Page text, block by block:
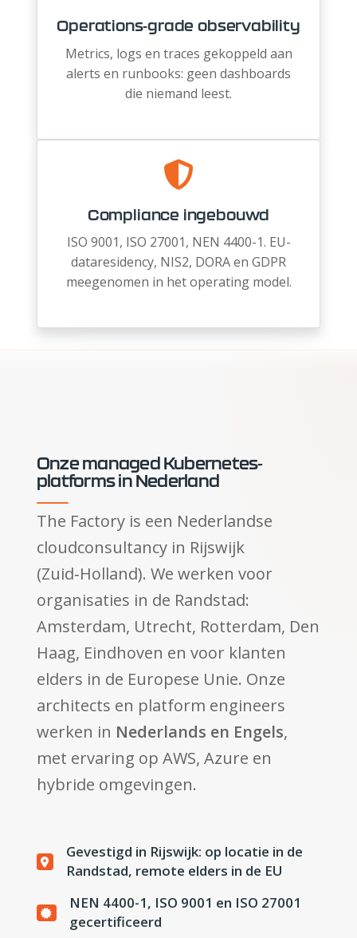
Operations-grade observability
Metrics, logs en traces gekoppeld aan
alerts en runbooks: geen dashboards
die niemand leest.
Compliance ingebouwd
ISO 9001, ISO 27001, NEN 4400-1. EU-
dataresidency, NIS2, DORA en GDPR
meegenomen in het operating model.
Onze managed Kubernetes-
platforms in Nederland
The Factory is een Nederlandse
cloudconsultancy in Rijswijk
(Zuid‑Holland). We werken voor
organisaties in de Randstad:
Amsterdam, Utrecht, Rotterdam, Den
Haag, Eindhoven en voor klanten
elders in de Europese Unie. Onze
architects en platform engineers
werken in Nederlands en Engels,
met ervaring op AWS, Azure en
hybride omgevingen.
Gevestigd in Rijswijk: op locatie in de
Randstad, remote elders in de EU
NEN 4400-1, ISO 9001 en ISO 27001
gecertificeerd